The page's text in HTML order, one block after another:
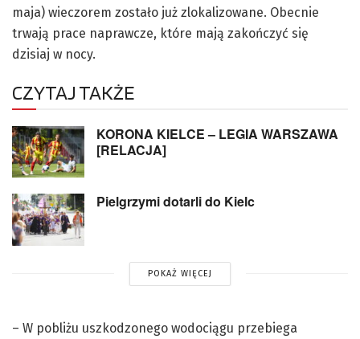
maja) wieczorem zostało już zlokalizowane. Obecnie
trwają prace naprawcze, które mają zakończyć się
dzisiaj w nocy.
CZYTAJ TAKŻE
KORONA KIELCE – LEGIA WARSZAWA
[RELACJA]
Pielgrzymi dotarli do Kielc
POKAŻ WIĘCEJ
– W pobliżu uszkodzonego wodociągu przebiega